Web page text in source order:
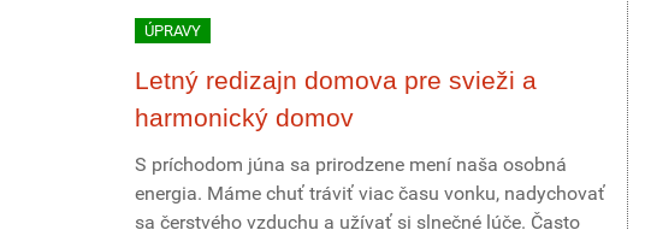
ÚPRAVY
Letný redizajn domova pre svieži a
harmonický domov
S príchodom júna sa prirodzene mení naša osobná
energia. Máme chuť tráviť viac času vonku, nadychovať
sa čerstvého vzduchu a užívať si slnečné lúče. Často